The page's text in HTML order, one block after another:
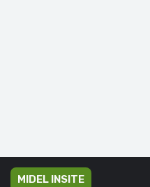
MIDEL INSITE